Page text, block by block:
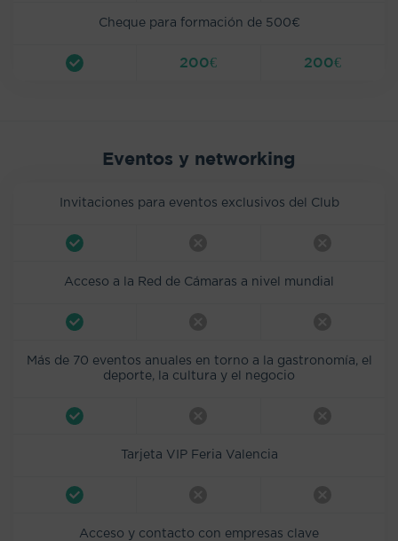
Cheque para formación de 500€
200€ 200€
Eventos y networking
Invitaciones para eventos exclusivos del Club
Acceso a la Red de Cámaras a nivel mundial
Más de 70 eventos anuales en torno a la gastronomía, el
deporte, la cultura y el negocio
Tarjeta VIP Feria Valencia
Acceso y contacto con empresas clave